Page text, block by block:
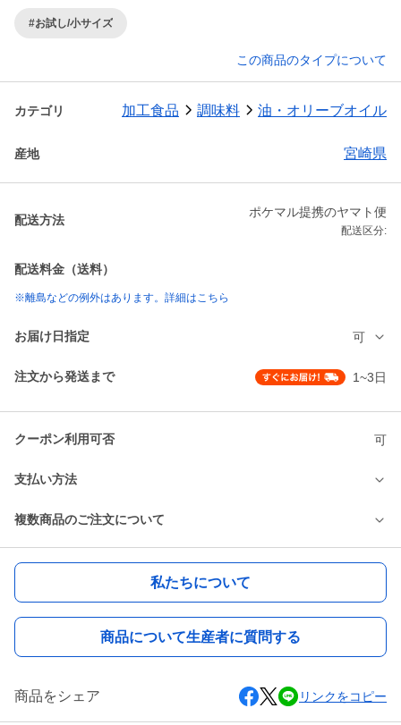
#お試し/小サイズ
この商品のタイプについて
カテゴリ 加工食品 調味料 油・オリーブオイル
産地 宮崎県
配送方法
ポケマル提携のヤマト便
配送区分:
配送料金（送料）
※離島などの例外はあります。詳細はこちら
お届け日指定 可
注文から発送まで 1~3日
クーポン利用可否 可
支払い方法
複数商品のご注文について
私たちについて
商品について生産者に質問する
商品をシェア リンクをコピー